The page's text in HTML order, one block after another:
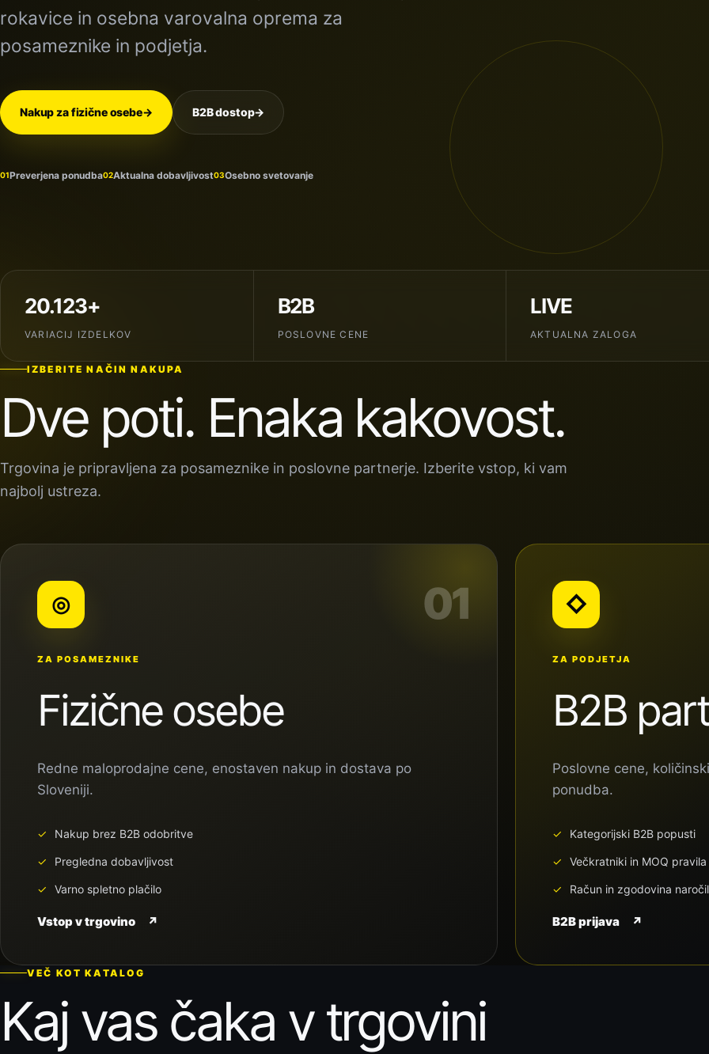
rokavice in osebna varovalna oprema za
posameznike in podjetja.
Nakup za fizične osebe→ B2B dostop→
01Preverjena ponudba02Aktualna dobavljivost03Osebno svetovanje
20.123+
VARIACIJ IZDELKOV
B2B
POSLOVNE CENE
LIVE
AKTUALNA ZALOGA
IZBERITE NAČIN NAKUPA
Dve poti. Enaka kakovost.
Trgovina je pripravljena za posameznike in poslovne partnerje. Izberite vstop, ki vam
najbolj ustreza.
01
◎
ZA POSAMEZNIKE
Fizične osebe
Redne maloprodajne cene, enostaven nakup in dostava po
Sloveniji.
Nakup brez B2B odobritve
Pregledna dobavljivost
Varno spletno plačilo
Vstop v trgovino ↗
◇
ZA PODJETJA
B2B
Poslovne cene,
ponudba.
Kategorijski B2B popusti
Večkratniki in MOQ pravila
Račun in zgodovina naročil
B2B prijava ↗
VEČ KOT KATALOG
Kaj vas čaka v trgovini